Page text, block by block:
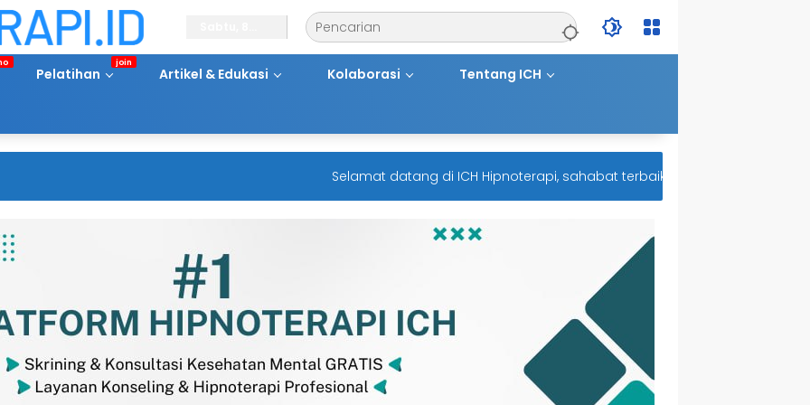
Pelatihan Artikel & Edukasi Kolaborasi Tentang ICH
Selamat datang di ICH Hipnoterapi, sahabat terbaik untuk kesehatan